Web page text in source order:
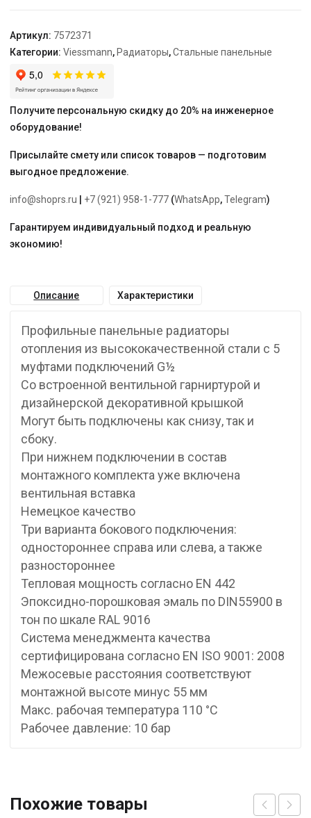
(Viessmann)
универсальный
Артикул: 7572371
Категории: Viessmann,Радиаторы,Стальные панельные
Получите персональную скидку до 20% на инженерное
оборудование!
Присылайте смету или список товаров — подготовим
выгодное предложение.
info@shoprs.ru | +7 (921) 958-1-777 (WhatsApp,Telegram)
Гарантируем индивидуальный подход и реальную
экономию!
Описание Характеристики
Профильные панельные радиаторы
отопления из высококачественной стали с 5
муфтами подключений G½
Со встроенной вентильной гарниртурой и
дизайнерской декоративной крышкой
Могут быть подключены как снизу, так и
сбоку.
При нижнем подключении в состав
монтажного комплекта уже включена
вентильная вставка
Немецкое качество
Три варианта бокового подключения:
одностороннее справа или слева, а также
разностороннее
Тепловая мощность согласно EN 442
Эпоксидно-порошковая эмаль по DIN55900 в
тон по шкале RAL 9016
Система менеджмента качества
cepтифицирована согласно EN ISO 9001: 2008
Межосевые расстояния соответствуют
монтажной высоте минус 55 мм
Макс. рабочая температура 110 °C
Рабочее давление: 10 бар
Похожие товары